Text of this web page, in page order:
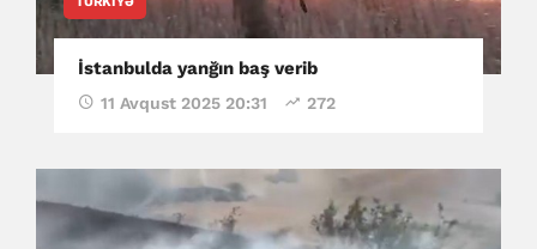
İstanbulda yanğın baş verib
11 Avqust 2025 20:31 272